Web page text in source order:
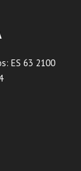
ES 63 2100